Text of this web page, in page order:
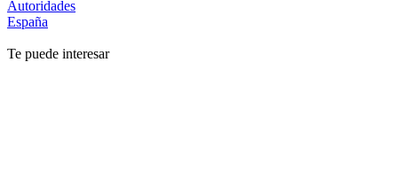
Autoridades
España
Te puede interesar